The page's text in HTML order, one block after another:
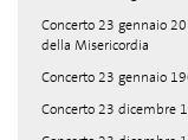
Concerto 23 gennaio
della Misericordia
Concerto 23 gennaio
Concerto 23 dicembre